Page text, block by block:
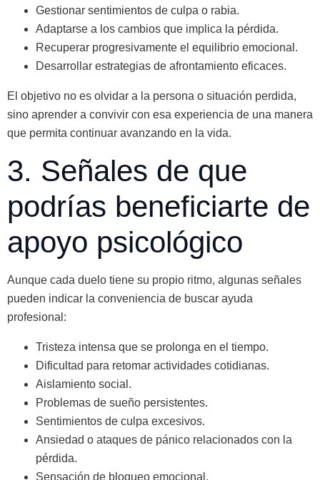
Gestionar sentimientos de culpa o rabia.
Adaptarse a los cambios que implica la pérdida.
Recuperar progresivamente el equilibrio emocional.
Desarrollar estrategias de afrontamiento eficaces.
El objetivo no es olvidar a la persona o situación perdida,
sino aprender a convivir con esa experiencia de una manera
que permita continuar avanzando en la vida.
3. Señales de que
podrías beneficiarte de
apoyo psicológico
Aunque cada duelo tiene su propio ritmo, algunas señales
pueden indicar la conveniencia de buscar ayuda
profesional:
Tristeza intensa que se prolonga en el tiempo.
Dificultad para retomar actividades cotidianas.
Aislamiento social.
Problemas de sueño persistentes.
Sentimientos de culpa excesivos.
Ansiedad o ataques de pánico relacionados con la
pérdida.
Sensación de bloqueo emocional.